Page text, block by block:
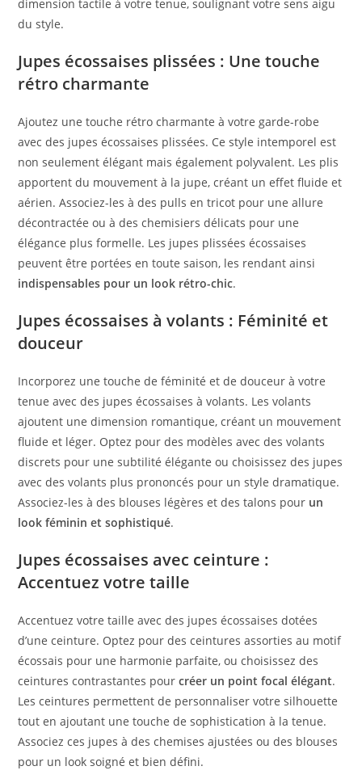
dimension tactile à votre tenue, soulignant votre sens aigu
du style.
Jupes écossaises plissées : Une touche
rétro charmante
Ajoutez une touche rétro charmante à votre garde-robe
avec des jupes écossaises plissées. Ce style intemporel est
non seulement élégant mais également polyvalent. Les plis
apportent du mouvement à la jupe, créant un effet fluide et
aérien. Associez-les à des pulls en tricot pour une allure
décontractée ou à des chemisiers délicats pour une
élégance plus formelle. Les jupes plissées écossaises
peuvent être portées en toute saison, les rendant ainsi
indispensables pour un look rétro-chic.
Jupes écossaises à volants : Féminité et
douceur
Incorporez une touche de féminité et de douceur à votre
tenue avec des jupes écossaises à volants. Les volants
ajoutent une dimension romantique, créant un mouvement
fluide et léger. Optez pour des modèles avec des volants
discrets pour une subtilité élégante ou choisissez des jupes
avec des volants plus prononcés pour un style dramatique.
Associez-les à des blouses légères et des talons pour un
look féminin et sophistiqué.
Jupes écossaises avec ceinture :
Accentuez votre taille
Accentuez votre taille avec des jupes écossaises dotées
d’une ceinture. Optez pour des ceintures assorties au motif
écossais pour une harmonie parfaite, ou choisissez des
ceintures contrastantes pourcréer un point focal élégant.
Les ceintures permettent de personnaliser votre silhouette
tout en ajoutant une touche de sophistication à la tenue.
Associez ces jupes à des chemises ajustées ou des blouses
pour un look soigné et bien défini.